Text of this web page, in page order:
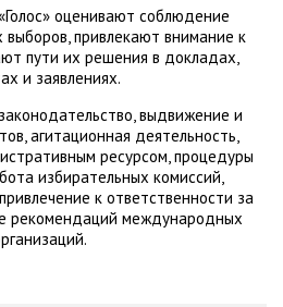
оценивают соблюдение
привлекают внимание к
пути их решения в докладах,
и заявлениях.
выдвижение и
агитационная деятельность,
ресурсом, процедуры
избирательных комиссий,
к ответственности за
рекомендаций международных